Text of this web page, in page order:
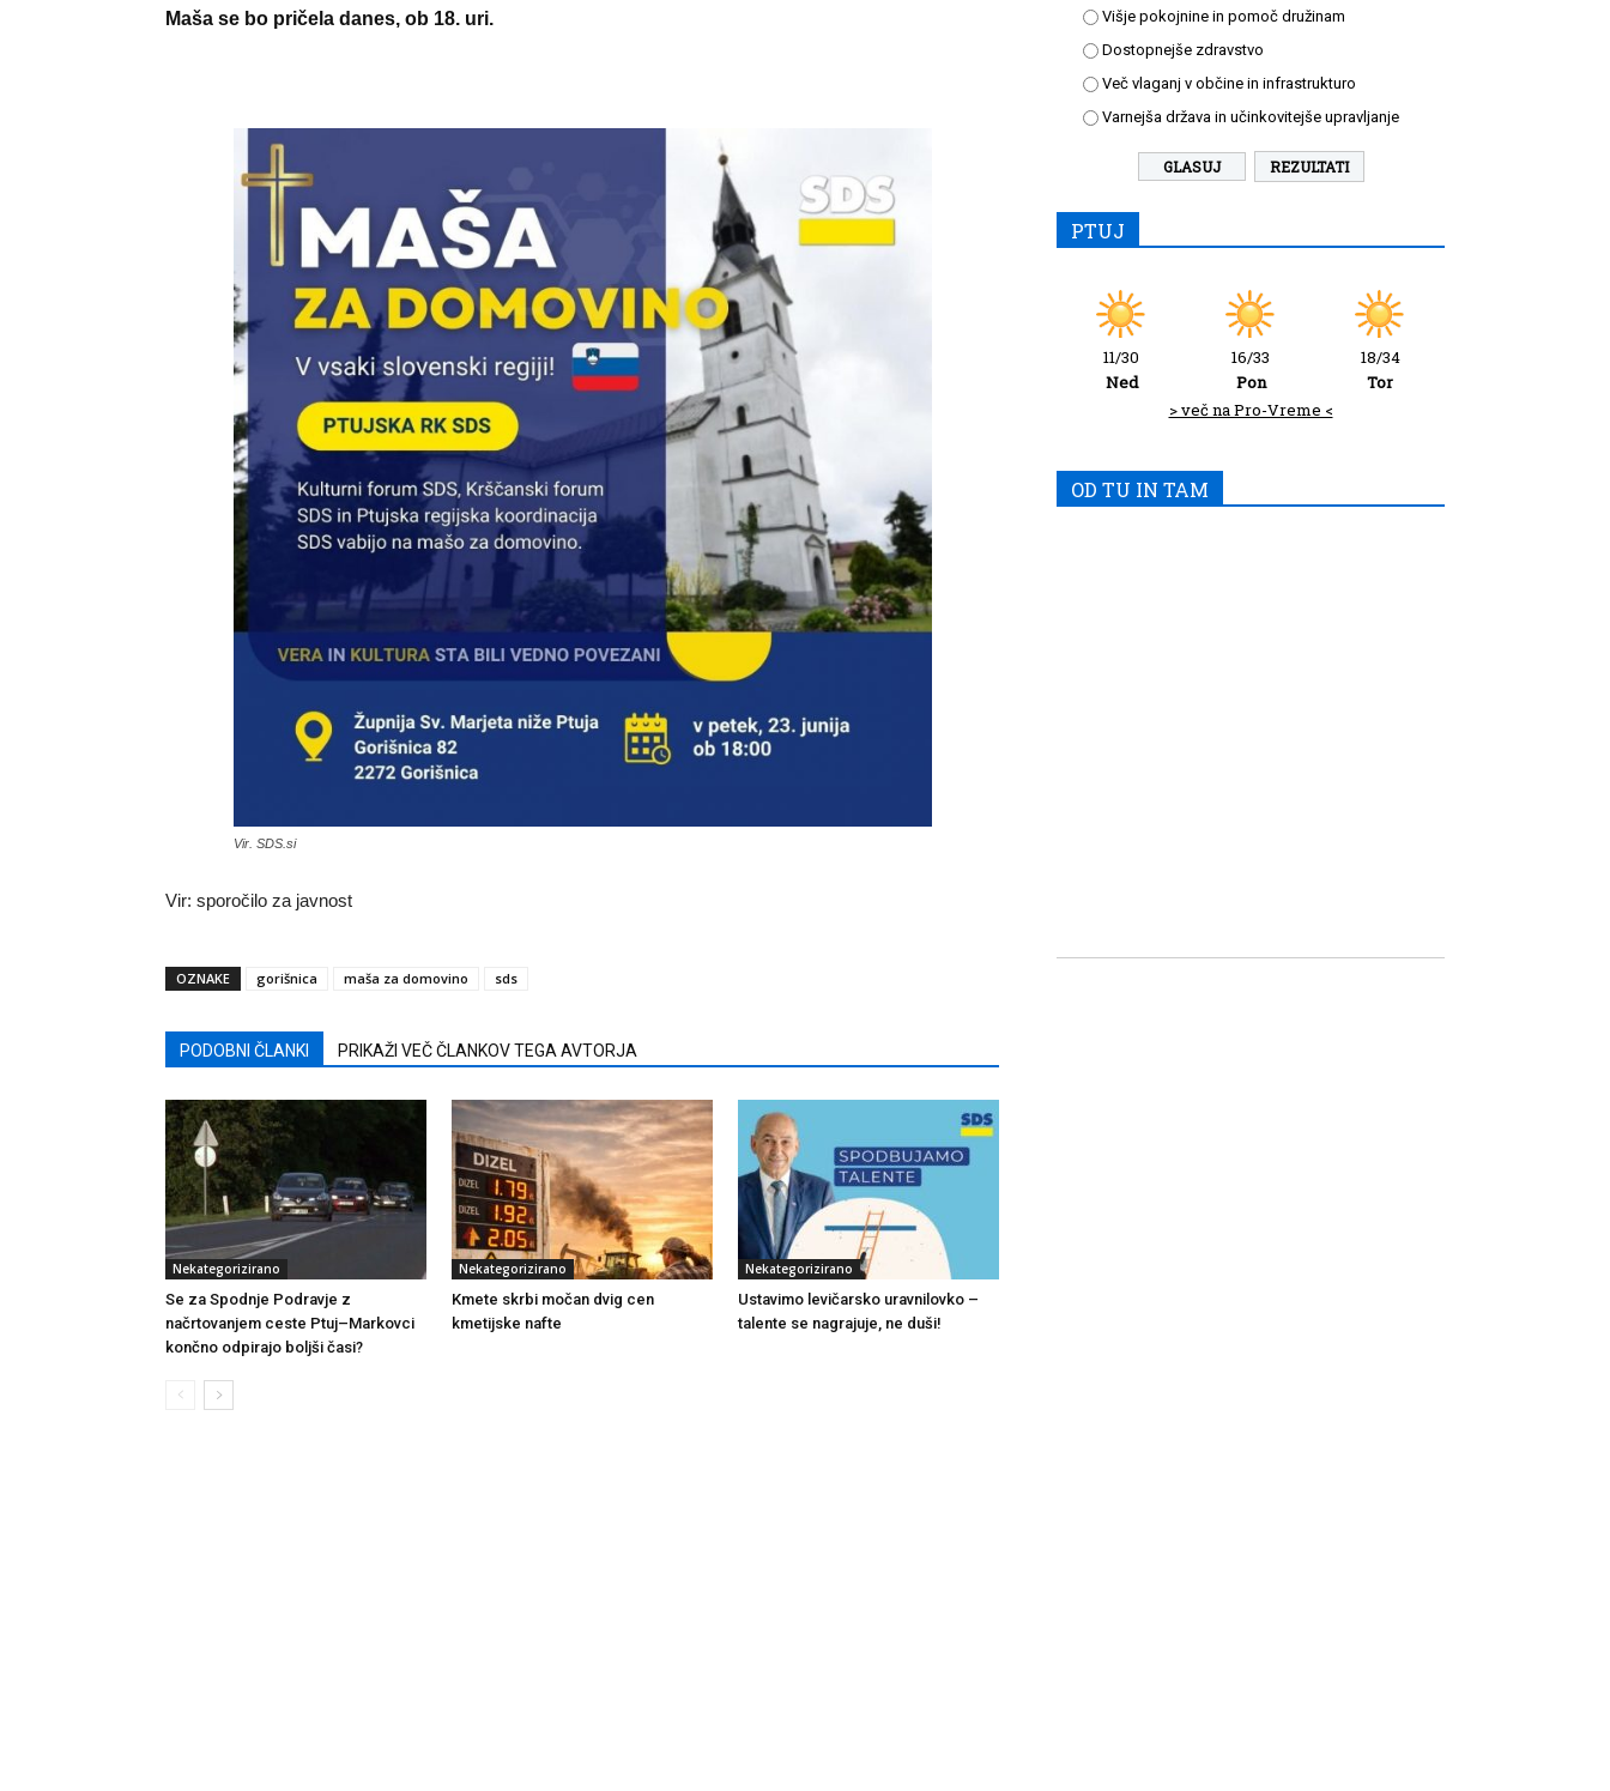
Maša se bo pričela danes, ob 18. uri.
Vir. SDS.si
Vir: sporočilo za javnost
OZNAKE gorišnica maša za domovino sds
PODOBNI ČLANKI PRIKAŽI VEČ ČLANKOV TEGA AVTORJA
Nekategorizirano
Se za Spodnje Podravje z
načrtovanjem ceste Ptuj–Markovci
končno odpirajo boljši časi?
Nekategorizirano
Kmete skrbi močan dvig cen
kmetijske nafte
Nekategorizirano
Ustavimo levičarsko uravnilovko –
talente se nagrajuje, ne duši!
Višje pokojnine in pomoč družinam
Dostopnejše zdravstvo
Več vlaganj v občine in infrastrukturo
Varnejša država in učinkovitejše upravljanje
REZULTATI
PTUJ
11/30
Ned
16/33
Pon
18/34
Tor
> več na Pro-Vreme <
OD TU IN TAM